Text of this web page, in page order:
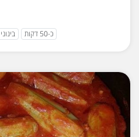
כ-50 דקות בינוני